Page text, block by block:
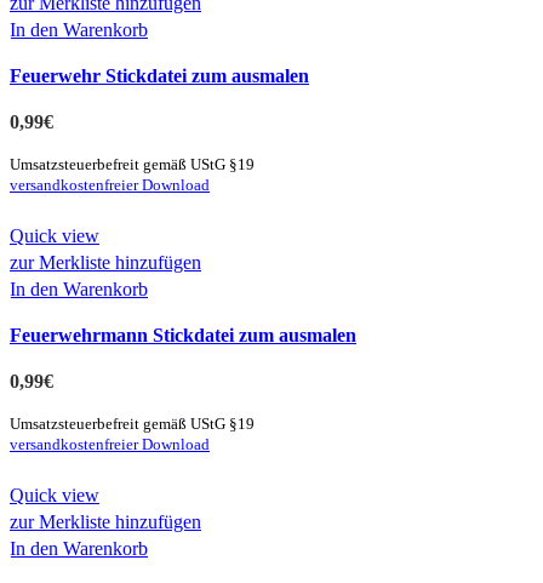
In den Warenkorb
Feuerwehr Stickdatei zum ausmalen
0,99€
Umsatzsteuerbefreit gemäß UStG §19
versandkostenfreier Download
Quick view
zur Merkliste hinzufügen
In den Warenkorb
Feuerwehrmann Stickdatei zum ausmalen
0,99€
Umsatzsteuerbefreit gemäß UStG §19
versandkostenfreier Download
Quick view
zur Merkliste hinzufügen
In den Warenkorb